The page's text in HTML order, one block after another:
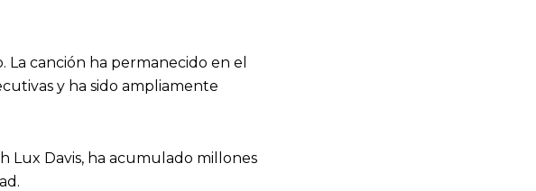
La canción ha permanecido en el
y ha sido ampliamente
Lux Davis, ha acumulado millones